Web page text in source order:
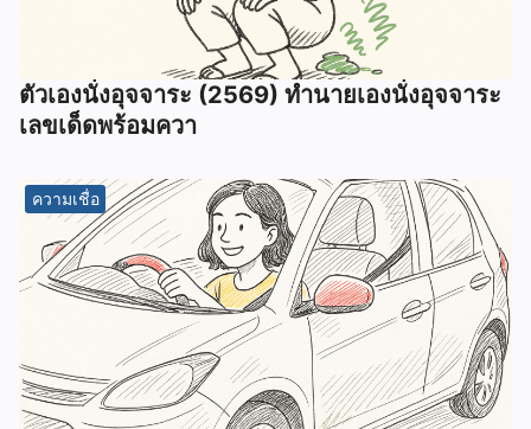
ตัวเองนั่งอุจจาระ (2569) ทํานายเองนั่งอุจจาระ
เลขเด็ดพร้อมควา
ความเชื่อ